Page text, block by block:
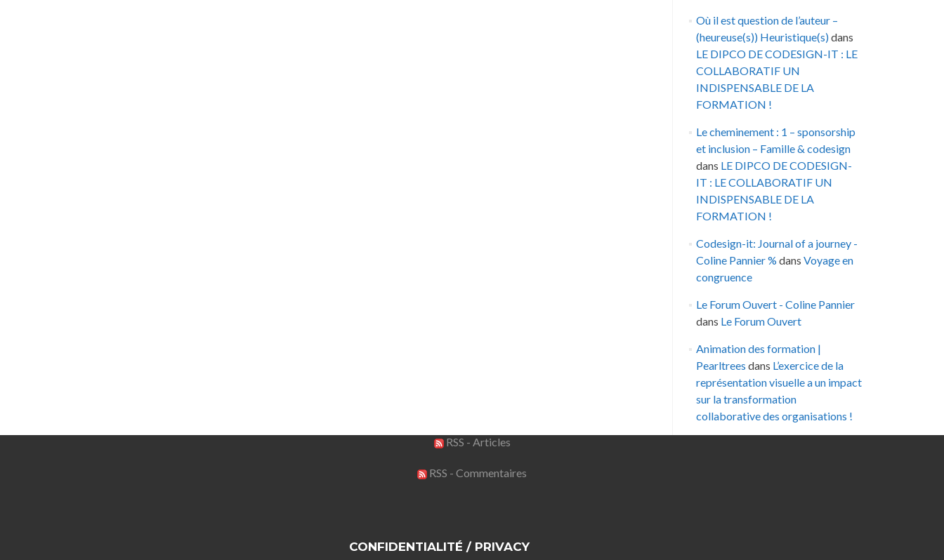
Où il est question de l’auteur –
(heureuse(s)) Heuristique(s)dans
LE DIPCO DE CODESIGN-IT : LE
COLLABORATIF UN
INDISPENSABLE DE LA
FORMATION !
Le cheminement : 1 – sponsorship
et inclusion – Famille & codesign
dans LE DIPCO DE CODESIGN-
IT : LE COLLABORATIF UN
INDISPENSABLE DE LA
FORMATION !
Codesign-it: Journal of a journey -
Coline Pannier % dans Voyage en
congruence
Le Forum Ouvert - Coline Pannier
dans Le Forum Ouvert
Animation des formation |
Pearltrees dans L’exercice de la
représentation visuelle a un impact
sur la transformation
collaborative des organisations !
RSS - Articles
RSS - Commentaires
CONFIDENTIALITÉ / PRIVACY